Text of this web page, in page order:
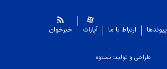
پیوندها ارتباط با ما آپارات خبرخوان
طراحی و تولید: نستوه